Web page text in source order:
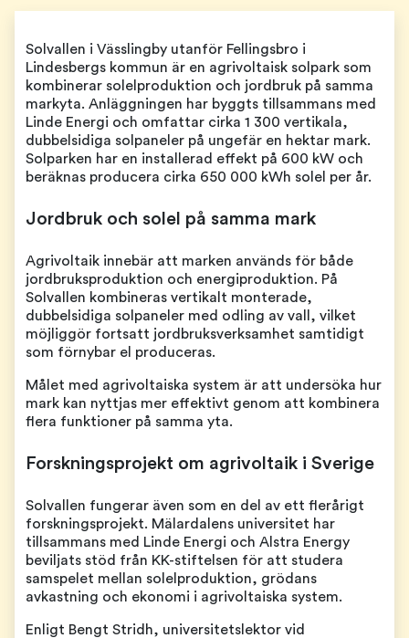
Solvallen i Vässlingby utanför Fellingsbro i
Lindesbergs kommun är en agrivoltaisk solpark som
kombinerar solelproduktion och jordbruk på samma
markyta. Anläggningen har byggts tillsammans med
Linde Energi och omfattar cirka 1 300 vertikala,
dubbelsidiga solpaneler på ungefär en hektar mark.
Solparken har en installerad effekt på 600 kW och
beräknas producera cirka 650 000 kWh solel per år.
Jordbruk och solel på samma mark
Agrivoltaik innebär att marken används för både
jordbruksproduktion och energiproduktion. På
Solvallen kombineras vertikalt monterade,
dubbelsidiga solpaneler med odling av vall, vilket
möjliggör fortsatt jordbruksverksamhet samtidigt
som förnybar el produceras.
Målet med agrivoltaiska system är att undersöka hur
mark kan nyttjas mer effektivt genom att kombinera
flera funktioner på samma yta.
Forskningsprojekt om agrivoltaik i Sverige
Solvallen fungerar även som en del av ett flerårigt
forskningsprojekt. Mälardalens universitet har
tillsammans med Linde Energi och Alstra Energy
beviljats stöd från KK-stiftelsen för att studera
samspelet mellan solelproduktion, grödans
avkastning och ekonomi i agrivoltaiska system.
Enligt Bengt Stridh, universitetslektor vid